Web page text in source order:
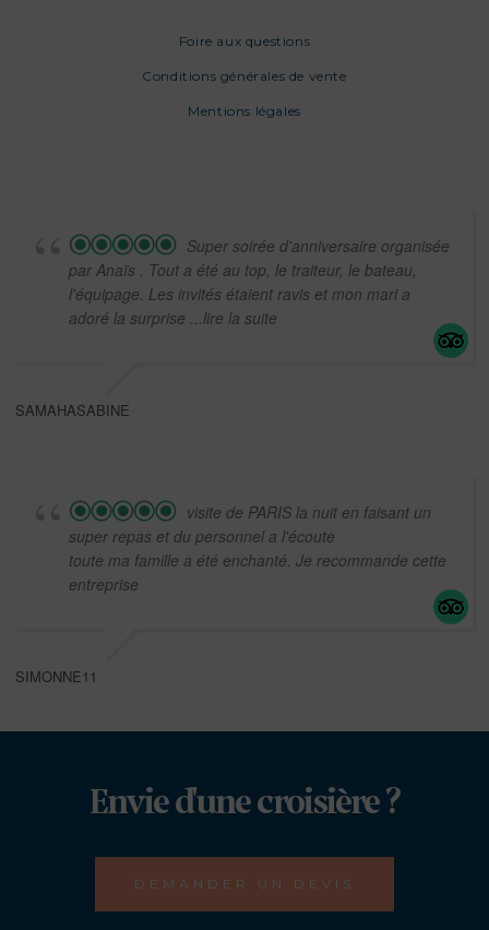
Foire aux questions
Conditions générales de vente
Mentions légales
Super soirée d'anniversaire organisée
par Anaïs . Tout a été au top, le traiteur, le bateau,
l'équipage. Les invités étaient ravis et mon mari a
adoré la surprise ...lire la suite
SAMAHASABINE
visite de PARIS la nuit en faisant un
super repas et du personnel a l'écoute
toute ma famille a été enchanté. Je recommande cette
entreprise
SIMONNE11
Envie d'une croisière ?
DEMANDER UN DEVIS